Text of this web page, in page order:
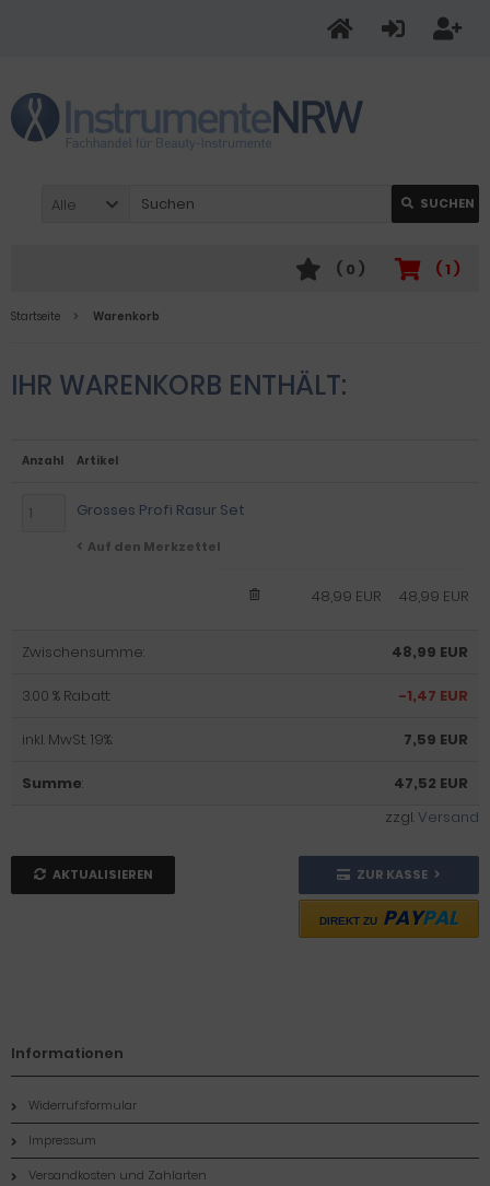
Alle SUCHEN
( 1 )
( 0 )
Startseite Warenkorb
IHR WARENKORB ENTHÄLT:
Anzahl Artikel
Grosses Profi Rasur Set
Auf den Merkzettel
48,99 EUR
48,99 EUR
Zwischensumme: 48,99 EUR
3.00 % Rabatt: -1,47 EUR
inkl. MwSt. 19%: 7,59 EUR
Summe:
47,52 EUR
zzgl.Versand
AKTUALISIEREN ZUR KASSE
DIREKT ZU PAYPAL
Informationen
Widerrufsformular
Impressum
Versandkosten und Zahlarten